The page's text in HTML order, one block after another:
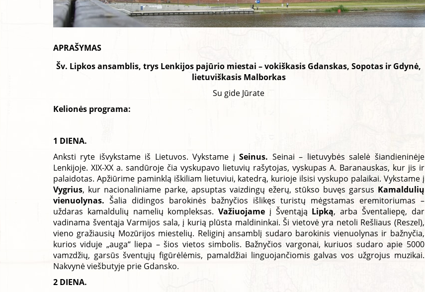
APRAŠYMAS
Šv. Lipkos ansamblis, trys Lenkijos pajūrio miestai – vokiškasis Gdanskas, Sopotas ir Gdynė,
lietuviškasis Malborkas
Su gide Jūrate
Kelionės programa:
1 DIENA.
Anksti ryte išvykstame iš Lietuvos. Vykstame įSeinus. Seinai – lietuvybės salelė šiandieninėje
Lenkijoje. XIX-XX a. sandūroje čia vyskupavo lietuvių rašytojas, vyskupas A. Baranauskas, kur jis ir
palaidotas. Apžiūrime paminklą iškiliam lietuviui, katedrą, kurioje ilsisi vyskupo palaikai. Vykstame į
Vygrius, kur nacionaliniame parke, apsuptas vaizdingų ežerų, stūkso buvęs garsus Kamaldulių
vienuolynas. Šalia didingos barokinės bažnyčios išlikęs turistų mėgstamas eremitoriumas –
uždaras kamaldulių namelių kompleksas. Važiuojame į Šventąją Lipką, arba Šventaliepę, dar
vadinama šventąja Varmijos sala, į kurią plūsta maldininkai. Ši vietovė yra netoli Rešliaus (Reszel),
vieno gražiausių Mozūrijos miestelių. Religinį ansamblį sudaro barokinis vienuolynas ir bažnyčia,
kurios viduje „auga“ liepa – šios vietos simbolis. Bažnyčios vargonai, kuriuos sudaro apie 5000
vamzdžių, garsūs šventųjų figūrėlėmis, pamaldžiai linguojančiomis galvas vos užgrojus muzikai.
Nakvynė viešbutyje prie Gdansko.
2 DIENA.